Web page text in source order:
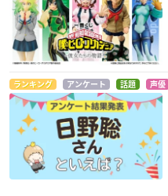
ランキング アンケート 話題 声優